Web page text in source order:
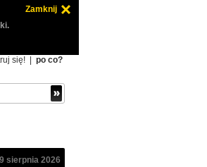
Zamknij
się! po co?
sierpnia 2026